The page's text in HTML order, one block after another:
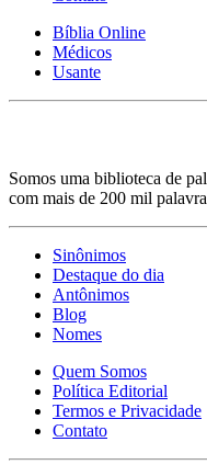
Bíblia Online
Médicos
Usante
Somos uma biblioteca de
com mais de 200 mil
Sinônimos
Destaque do dia
Antônimos
Blog
Nomes
Quem Somos
Política Editorial
Termos e Privacidade
Contato